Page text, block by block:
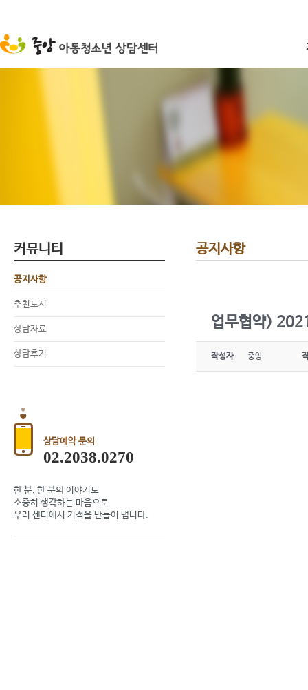
커뮤니티
공지사항
추천도서
상담자료
상담후기
상담예약 문의
02.2038.0270
한 분, 한 분의 이야기도
소중히 생각하는 마음으로
우리 센터에서 기적을 만들어 냅니다.
공지사항
업무협약)
작성자 중앙